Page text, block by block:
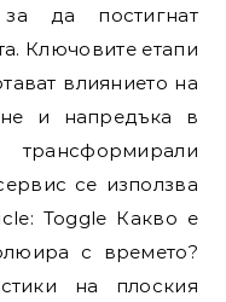
да постигнат
Ключовите етапи
влиянието на
и напредъка в
се използва
Toggle Какво е
с времето?
на плоския